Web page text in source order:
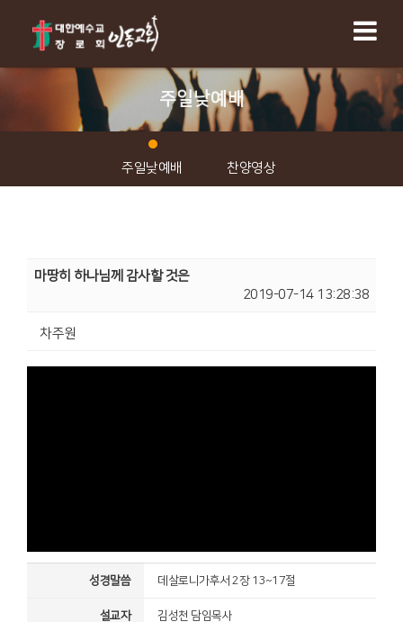
주일낮예배
주일낮예배 찬양영상
마땅히 하나님께 감사할 것은
2019-07-14 13:28:38
차주원
성경말씀 데살로니가후서 2장 13~17절
설교자 김성천 담임목사